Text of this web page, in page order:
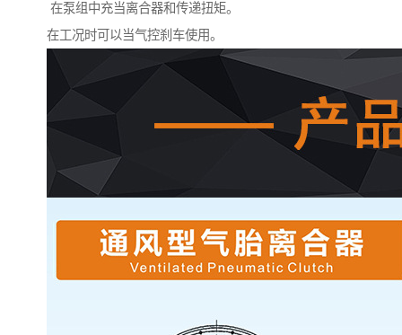
在泵组中充当离合器和传递扭矩。
在工况时可以当气控刹车使用。